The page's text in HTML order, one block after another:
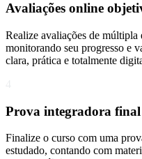
Avaliações online
Realize avaliações de múltipla
monitorando seu progresso e
clara, prática e totalmente
Prova integradora final
Finalize o curso com uma
estudado, contando com